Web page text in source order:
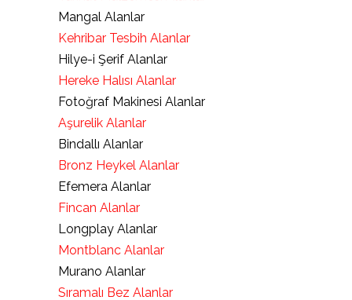
Mangal Alanlar
Kehribar Tesbih Alanlar
Hilye-i Şerif Alanlar
Hereke Halısı Alanlar
Fotoğraf Makinesi Alanlar
Aşurelik Alanlar
Bindallı Alanlar
Bronz Heykel Alanlar
Efemera Alanlar
Fincan Alanlar
Longplay Alanlar
Montblanc Alanlar
Murano Alanlar
Sıramalı Bez Alanlar